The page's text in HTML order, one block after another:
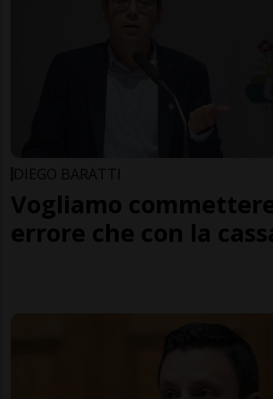
DIEGO BARATTI
Vogliamo
errore che con la